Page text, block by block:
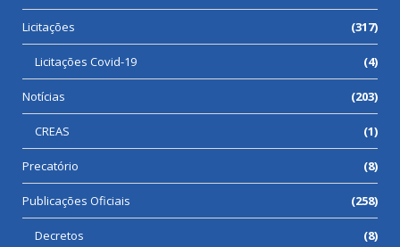
Licitações (317)
Licitações Covid-19 (4)
Notícias (203)
CREAS (1)
Precatório (8)
Publicações Oficiais (258)
Decretos (8)